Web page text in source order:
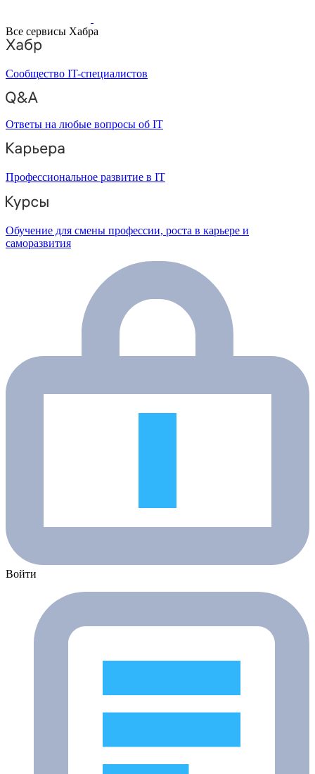
Все сервисы Хабра
Сообщество IT-специалистов
Ответы на любые вопросы об IT
Профессиональное развитие в IT
Обучение для смены профессии, роста в карьере и
саморазвития
Войти